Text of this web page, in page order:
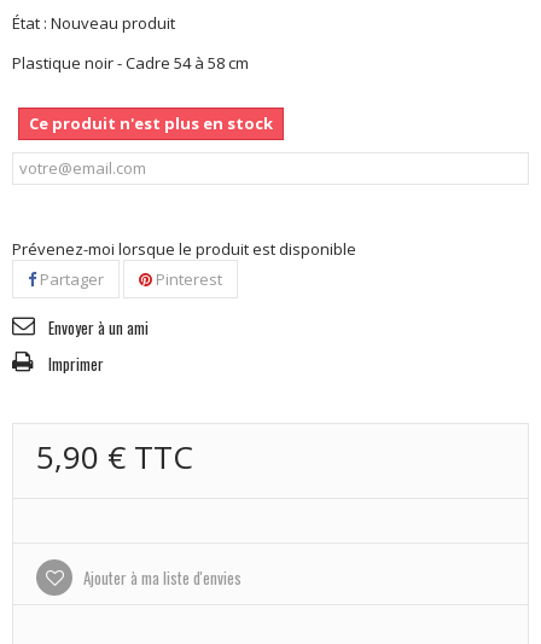
État : Nouveau produit
Plastique noir - Cadre 54 à 58 cm
Ce produit n'est plus en stock
Prévenez-moi lorsque le produit est disponible
Partager
Pinterest
Envoyer à un ami
Imprimer
5,90 € TTC
Ajouter à ma liste d'envies